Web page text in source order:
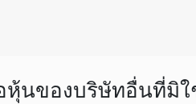
นของบริษัทอื่นที่มิ